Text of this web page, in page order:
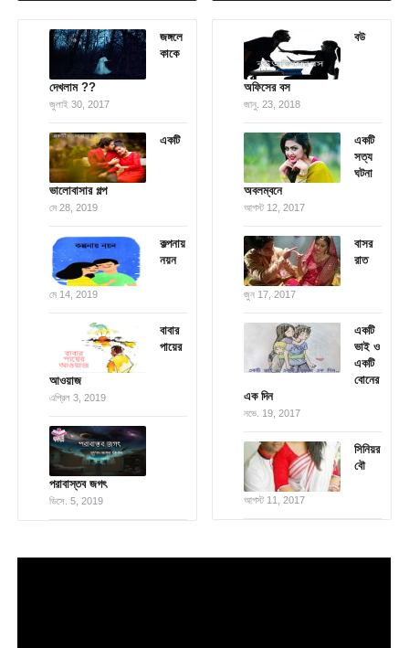
জঙ্গলে
কাকে
দেখলাম ??
জুলাই 30, 2017
একটি
ভালোবাসার গল্প
মে 28, 2019
কল্পনায়
নয়ন
মে 14, 2019
বাবার
পায়ের
আওয়াজ
এপ্রিল 3, 2019
পরাবাস্তব জগৎ
ডিসে. 5, 2019
বউ
অফিসের বস
জানু. 23, 2018
একটি
সত্য
ঘটনা
অবলম্বনে
আগস্ট 12, 2017
বাসর
রাত
জুন 17, 2017
একটি
ভাই ও
একটি
বোনের
এক দিন
নভে. 19, 2017
সিনিয়র
বৌ
আগস্ট 11, 2017